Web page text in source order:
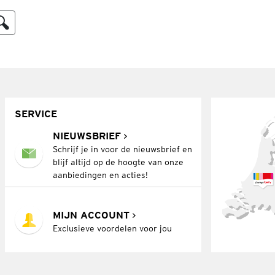
SERVICE
NIEUWSBRIEF
Schrijf je in voor de nieuwsbrief en
blijf altijd op de hoogte van onze
aanbiedingen en acties!
MIJN ACCOUNT
Exclusieve voordelen voor jou